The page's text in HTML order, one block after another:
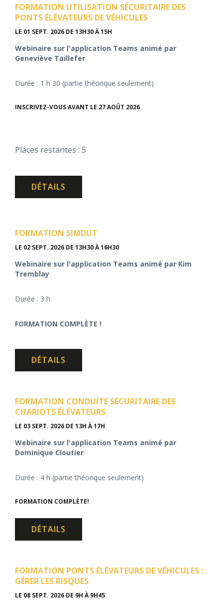
FORMATION UTILISATION SÉCURITAIRE DES
PONTS ÉLÉVATEURS DE VÉHICULES
LE 01 SEPT. 2026 DE 13H30 À 15H
Webinaire sur l'application Teams animé par
Geneviève Taillefer
Durée : 1 h 30 (partie théorique seulement)
INSCRIVEZ-VOUS AVANT LE 27 AOÛT 2026
Places restantes : 5
DÉTAILS
FORMATION SIMDUT
LE 02 SEPT. 2026 DE 13H30 À 16H30
Webinaire sur l'application Teams animé par Kim
Tremblay
Durée : 3 h
FORMATION COMPLÈTE !
DÉTAILS
FORMATION CONDUITE SÉCURITAIRE DES
CHARIOTS ÉLÉVATEURS
LE 03 SEPT. 2026 DE 13H À 17H
Webinaire sur l'application Teams animé par
Dominique Cloutier
Durée : 4 h (partie théorique seulement)
FORMATION COMPLÈTE!
DÉTAILS
FORMATION PONTS ÉLÉVATEURS DE VÉHICULES :
GÉRER LES RISQUES
LE 08 SEPT. 2026 DE 9H À 9H45